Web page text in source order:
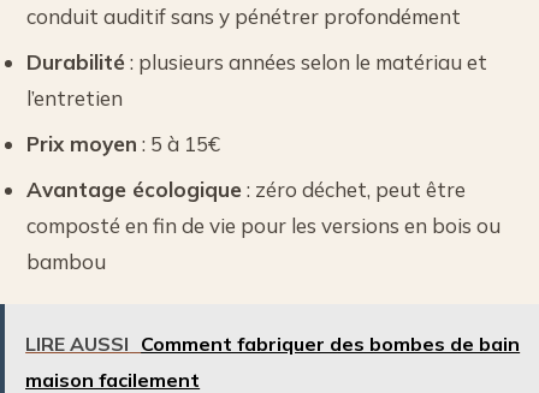
conduit auditif sans y pénétrer profondément
Durabilité: plusieurs années selon le matériau et
l’entretien
Prix moyen : 5 à 15€
Avantage écologique: zéro déchet, peut être
composté en fin de vie pour les versions en bois ou
bambou
LIRE AUSSI Comment fabriquer des bombes de bain
maison facilement